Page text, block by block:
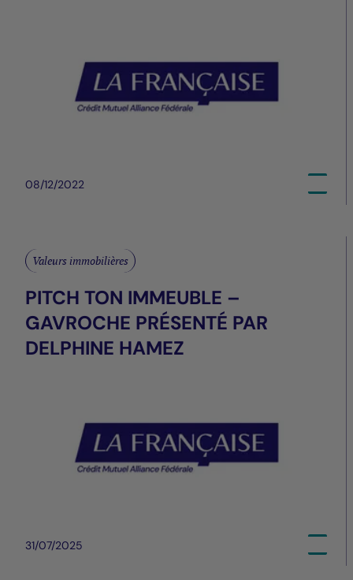
08/12/2022
Valeurs immobilières
PITCH TON IMMEUBLE –
GAVROCHE PRÉSENTÉ PAR
DELPHINE HAMEZ
31/07/2025